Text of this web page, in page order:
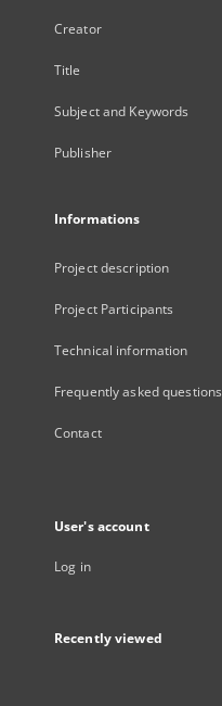
Creator
Title
Subject and Keywords
Publisher
Informations
Project description
Project Participants
Technical information
Frequently asked questions
Contact
User's account
Log in
Recently viewed